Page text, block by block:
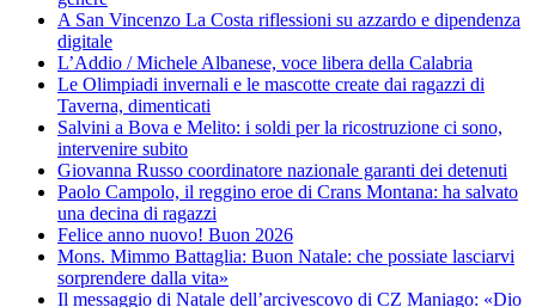
A San Vincenzo La Costa riflessioni su azzardo e dipendenza
digitale
L’Addio / Michele Albanese, voce libera della Calabria
Le Olimpiadi invernali e le mascotte create dai ragazzi di
Taverna, dimenticati
Salvini a Bova e Melito: i soldi per la ricostruzione ci sono,
intervenire subito
Giovanna Russo coordinatore nazionale garanti dei detenuti
Paolo Campolo, il reggino eroe di Crans Montana: ha salvato
una decina di ragazzi
Felice anno nuovo! Buon 2026
Mons. Mimmo Battaglia: Buon Natale: che possiate lasciarvi
sorprendere dalla vita»
Il messaggio di Natale dell’arcivescovo di CZ Maniago: «Dio